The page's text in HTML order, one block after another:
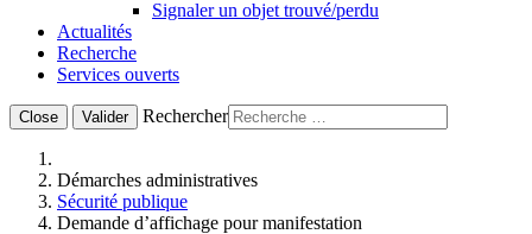
Signaler un objet trouvé/perdu
Actualités
Recherche
Services ouverts
Close Valider Rechercher
Démarches administratives
Sécurité publique
Demande d’affichage pour manifestation